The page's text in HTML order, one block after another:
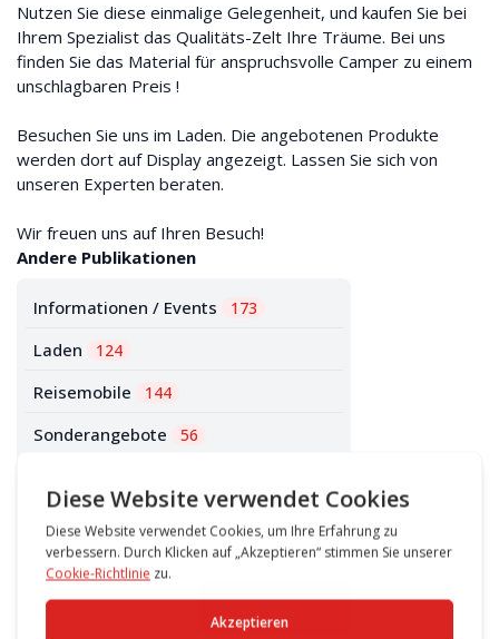
Nutzen Sie diese einmalige Gelegenheit, und kaufen Sie bei
Ihrem Spezialist das Qualitäts-Zelt Ihre Träume. Bei uns
finden Sie das Material für anspruchsvolle Camper zu einem
unschlagbaren Preis !
Besuchen Sie uns im Laden. Die angebotenen Produkte
werden dort auf Display angezeigt. Lassen Sie sich von
unseren Experten beraten.
Wir freuen uns auf Ihren Besuch!
Andere Publikationen
Informationen / Events 173
Laden 124
Reisemobile 144
Sonderangebote 56
Zum Blog